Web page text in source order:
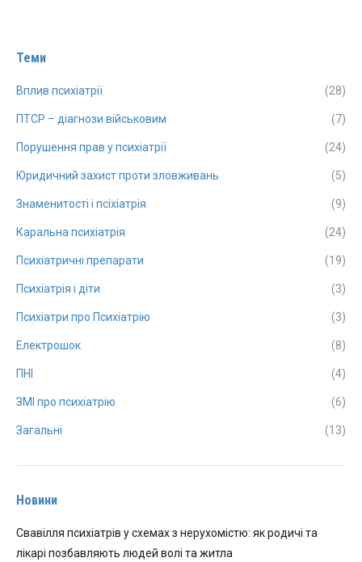
Теми
Вплив психіатрії (28)
ПТСР – діагнози військовим (7)
Порушення прав у психіатрії (24)
Юридичний захист проти зловживань (5)
Знаменитості і псіхіатрія (9)
Каральна психіатрія (24)
Психіатричні препарати (19)
Психіатрія і діти (3)
Психіатри про Психіатрію (3)
Електрошок (8)
ПНІ (4)
ЗМІ про психіатрію (6)
Загальні (13)
Новини
Свавілля психіатрів у схемах з нерухомістю: як родичі та
лікарі позбавляють людей волі та житла